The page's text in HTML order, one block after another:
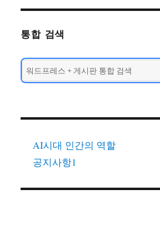
통합 검색
AI시대 인간의 역할
공지사항1